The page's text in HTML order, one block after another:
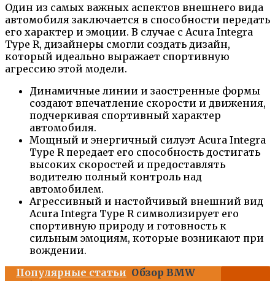
Один из самых важных аспектов внешнего вида
автомобиля заключается в способности передать
его характер и эмоции. В случае с Acura Integra
Type R, дизайнеры смогли создать дизайн,
который идеально выражает спортивную
агрессию этой модели.
Динамичные линии и заостренные формы
создают впечатление скорости и движения,
подчеркивая спортивный характер
автомобиля.
Мощный и энергичный силуэт Acura Integra
Type R передает его способность достигать
высоких скоростей и предоставлять
водителю полный контроль над
автомобилем.
Агрессивный и настойчивый внешний вид
Acura Integra Type R символизирует его
спортивную природу и готовность к
сильным эмоциям, которые возникают при
вождении.
Популярные статьи Обзор BMW